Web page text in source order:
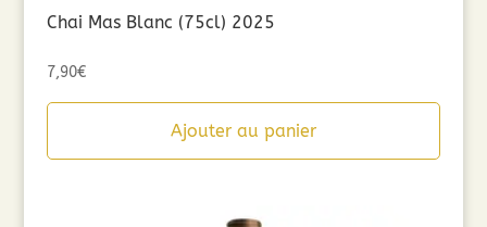
Chai Mas Blanc (75cl) 2025
7,90€
Ajouter au panier